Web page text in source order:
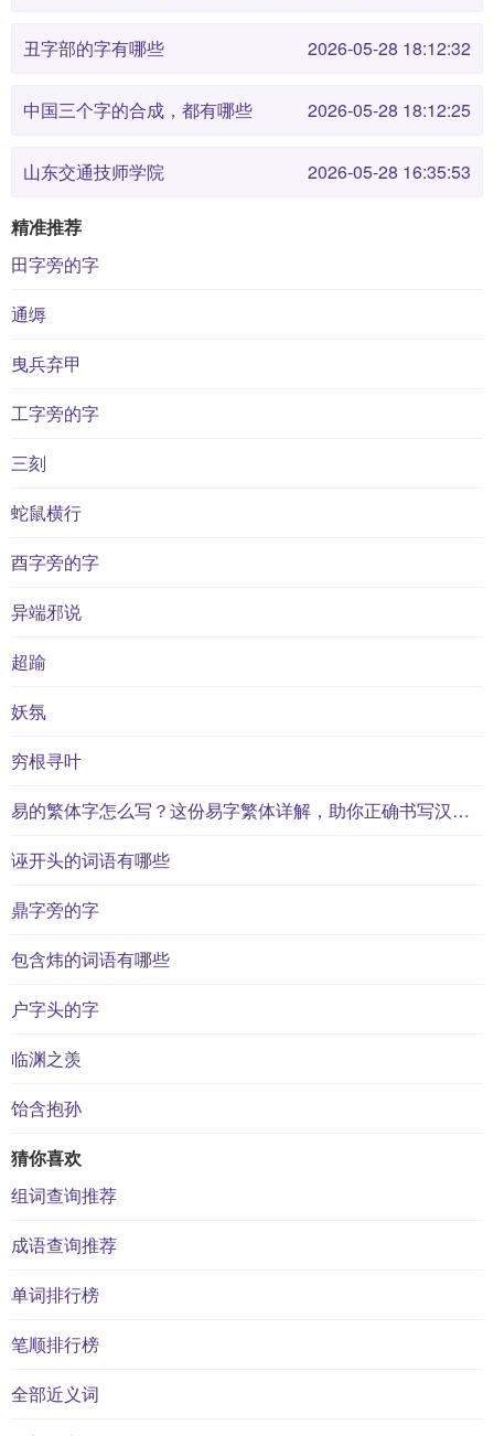
丑字部的字有哪些 2026-05-28 18:12:32
中国三个字的合成，都有哪些 2026-05-28 18:12:25
山东交通技师学院 2026-05-28 16:35:53
精准推荐
田字旁的字
通缛
曳兵弃甲
工字旁的字
三刻
蛇鼠横行
酉字旁的字
异端邪说
超踰
妖氛
穷根寻叶
易的繁体字怎么写？这份易字繁体详解，助你正确书写汉字_汉字繁体学习
诬开头的词语有哪些
鼎字旁的字
包含炜的词语有哪些
户字头的字
临渊之羡
饴含抱孙
猜你喜欢
组词查询推荐
成语查询推荐
单词排行榜
笔顺排行榜
全部近义词